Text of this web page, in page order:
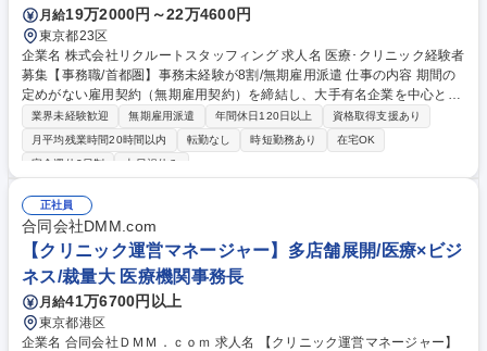
月給19万2000円～22万4600円
東京都23区
企業名 株式会社リクルートスタッフィング 求人名 医療･クリニック経験者
募集【事務職/首都圏】事務未経験が8割/無期雇用派遣 仕事の内容 期間の
定めがない雇用契約（無期雇用契約）を締結し、大手有名企業を中心とし
た取引先で働く「事務職」です。コールセンター業務はございません◎ 入
社前にオンライン研修があるため未経験でもご安心ください！ 【魅力】■
就業先：総合商社や大手メーカー、金融機関など、大手有名企業がメイ
てくださるため、安心して長期的に就業できる環境です。（実際に1社で
の平均勤続年数は2年以上。直接雇用になる方も年々増えています！） ■
働きやすさ：残業は少なめ。帰りにお買い物をしたり、舞台を見に行った
りなど、プライベートも充実させている方が多いです！ 募集職種 医療･ク
リニック経験者募集【事務職/首都圏】事務未経験が8割/無期雇用派遣
業界未経験歓迎 無期雇用派遣 年間休日120日以上
資格取得支援あり
月平均残業時間20時間以内
転勤なし 時短勤務あり
在宅OK
完全週休2日制
土日祝休み
正社員
合同会社DMM.com
【クリニック運営マネージャー】多店舗展開/医療×ビジ
ネス/裁量大 医療機関事務長
月給41万6700円以上
東京都港区
企業名 合同会社ＤＭＭ．ｃｏｍ 求人名 【クリニック運営マネージャー】